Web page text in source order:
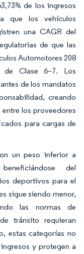
de los ingresos
que los vehículos
una CAGR del
de que las
Automotores 208
de Clase 6–7. Los
de los mandatos
creando
los proveedores
para cargas de
un peso inferior a
del
deportivos para el
sigue siendo menor,
las normas de
tránsito requieran
estas categorías no
y protegen a